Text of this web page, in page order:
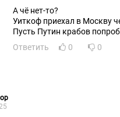
А чё нет-то?
Уиткоф приехал в Москву
Пусть Путин крабов
Ответить
0 0